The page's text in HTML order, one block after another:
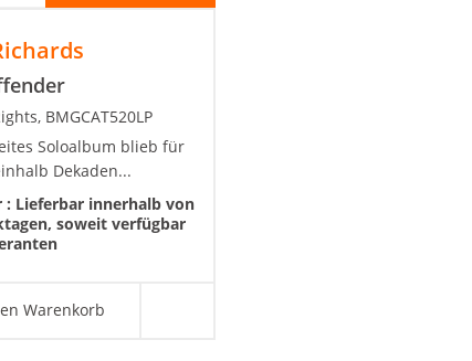
BMGCAT520LP
Soloalbum blieb für
Dekaden...
: Lieferbar innerhalb von
soweit verfügbar
Warenkorb